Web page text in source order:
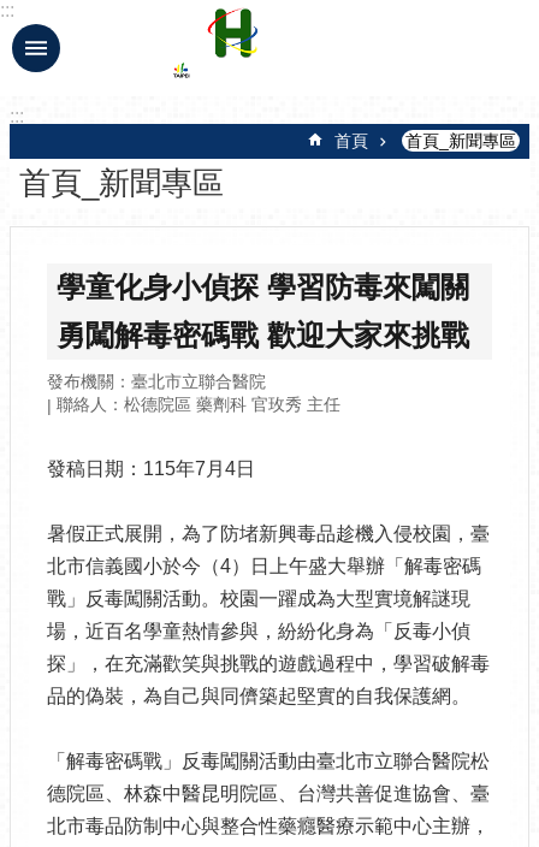
跳到主要內容區塊
:::
:::
首頁 首頁_新聞專區
首頁_新聞專區
學童化身小偵探 學習防毒來闖關
勇闖解毒密碼戰 歡迎大家來挑戰
發布機關：臺北市立聯合醫院
聯絡人：松德院區 藥劑科 官玫秀 主任
發稿日期：115年7月4日
暑假正式展開，為了防堵新興毒品趁機入侵校園，臺
北市信義國小於今（4）日上午盛大舉辦「解毒密碼
戰」反毒闖關活動。校園一躍成為大型實境解謎現
場，近百名學童熱情參與，紛紛化身為「反毒小偵
探」，在充滿歡笑與挑戰的遊戲過程中，學習破解毒
品的偽裝，為自己與同儕築起堅實的自我保護網。
「解毒密碼戰」反毒闖關活動由臺北市立聯合醫院松
德院區、林森中醫昆明院區、台灣共善促進協會、臺
北市毒品防制中心與整合性藥癮醫療示範中心主辦，